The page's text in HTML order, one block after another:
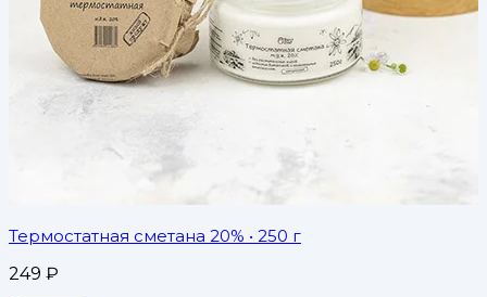
Термостатная сметана 20% • 250 г
249 ₽